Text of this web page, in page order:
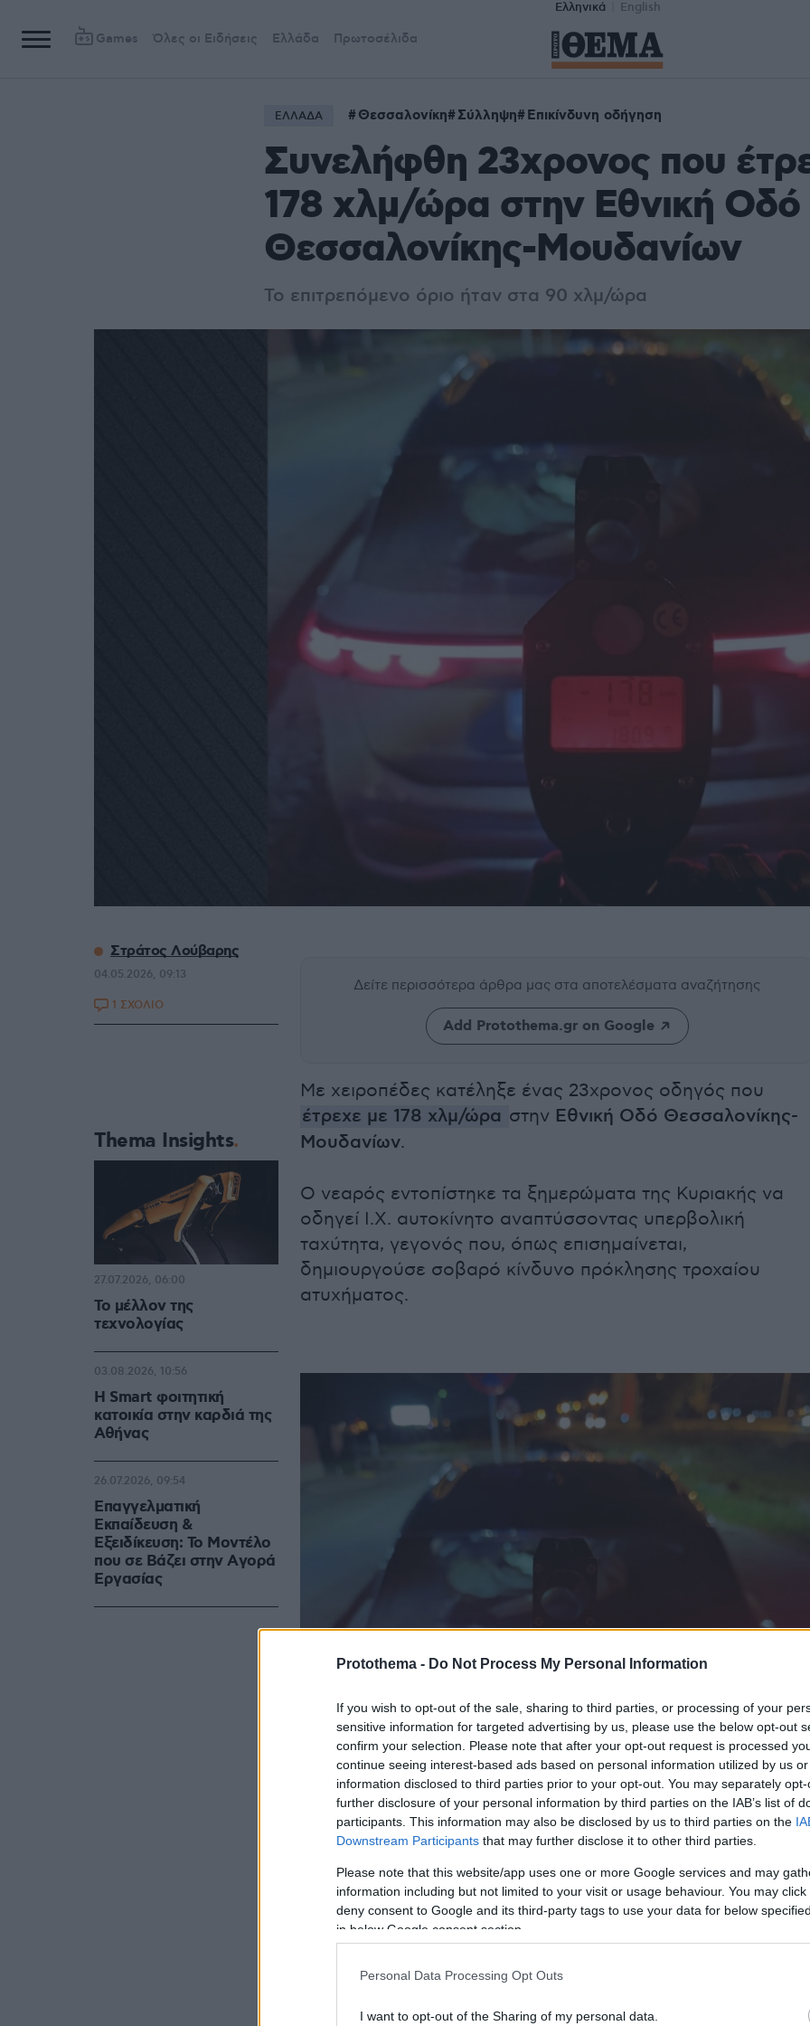
Protothema - Do Not Process My Personal Information
If you wish to opt-out of the sale, sharing to third parties, or processing of your
sensitive information for targeted advertising by us, please use the below opt-out
confirm your selection. Please note that after your opt-out request is processed
continue seeing interest-based ads based on personal information utilized by us
information disclosed to third parties prior to your opt-out. You may separately
further disclosure of your personal information by third parties on the IAB’s list of
participants. This information may also be disclosed by us to third parties on the
Downstream Participants that may further disclose it to other third parties.
Please note that this website/app uses one or more Google services and may
information including but not limited to your visit or usage behaviour. You may
deny consent to Google and its third-party tags to use your data for below
in below Google consent section.
Personal Data Processing Opt Outs
I want to opt-out of the Sharing of my personal data.
Ελληνικά English
Games Όλες οι Ειδήσεις Ελλάδα Πρωτοσέλιδα
ΕΛΛΑΔΑ Θεσσαλονίκη Σύλληψη Επικίνδυνη οδήγηση
Συνελήφθη 23χρονος που
178 χλμ/ώρα στην Εθνική Οδό
Θεσσαλονίκης-Μουδανίων
Το επιτρεπόμενο όριο ήταν στα 90 χλμ/ώρα
Δείτε περισσότερα άρθρα μας στα αποτελέσματα αναζήτησης
Add Protothema.gr on Google
Με χειροπέδες κατέληξε ένας 23χρονος οδηγός που
έτρεχε με 178 χλμ/ώρα στην Εθνική Οδό Θεσσαλονίκης-
Μουδανίων.
Ο νεαρός εντοπίστηκε τα ξημερώματα της Κυριακής να
οδηγεί Ι.Χ. αυτοκίνητο αναπτύσσοντας υπερβολική
ταχύτητα, γεγονός που, όπως επισημαίνεται,
δημιουργούσε σοβαρό κίνδυνο πρόκλησης τροχαίου
ατυχήματος.
Στράτος Λούβαρης
04.05.2026, 09:13
1 ΣΧΟΛΙΟ
Thema Insights
Το μέλλον της
τεχνολογίας
27.07.2026, 06:00
Η Smart φοιτητική
κατοικία στην καρδιά της
Αθήνας
03.08.2026, 10:56
Επαγγελματική
Εκπαίδευση &
Εξειδίκευση: Το Mοντέλο
που σε Bάζει στην Aγορά
Eργασίας
26.07.2026, 09:54